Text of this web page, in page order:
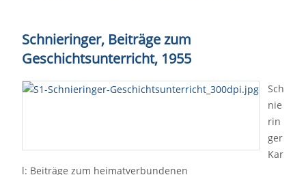
Schnieringer, Beiträge zum
Geschichtsunterricht, 1955
Sch
nie
rin
ger
Kar
l: Beiträge zum heimatverbundenen